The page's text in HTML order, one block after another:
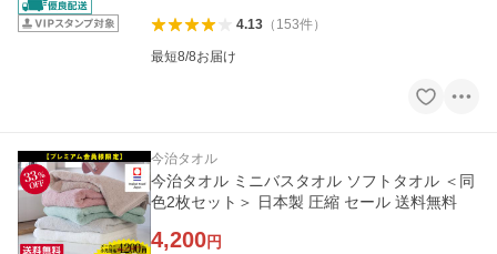
4.13（ 153件）
最短8/8お届け
今治タオル
今治タオル ミニバスタオル ソフトタオル ＜同
色2枚セット＞ 日本製 圧縮 セール 送料無料
4,200円